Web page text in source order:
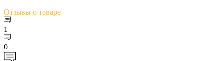
Отзывы о товаре
1
0